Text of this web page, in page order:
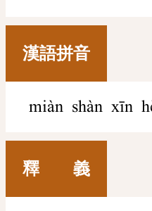
漢語拼音
miàn shàn xīn
釋 義